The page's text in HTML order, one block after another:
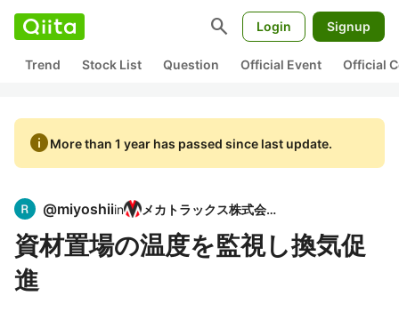
search Login Signup
Trend Stock List Question Official Event Official
infoMore than 1 year has passed since last update.
@miyoshiiin メカトラックス株式会社
資材置場の温度を監視し換気促
進